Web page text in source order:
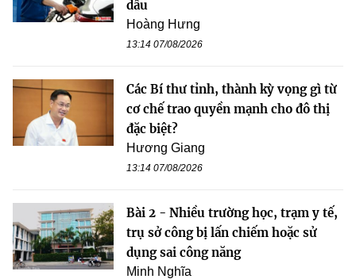
dầu
Hoàng Hưng
13:14 07/08/2026
Các Bí thư tỉnh, thành kỳ vọng gì từ
cơ chế trao quyền mạnh cho đô thị
đặc biệt?
Hương Giang
13:14 07/08/2026
Bài 2 - Nhiều trường học, trạm y tế,
trụ sở công bị lấn chiếm hoặc sử
dụng sai công năng
Minh Nghĩa